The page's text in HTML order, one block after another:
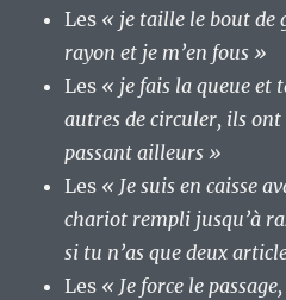
Les « je taille le bout de
rayon et je m’en fous »
Les « je fais la queue et
autres de circuler, ils
passant ailleurs »
Les « Je suis en caisse
chariot rempli jusqu’à
si tu n’as que deux
Les « Je force le